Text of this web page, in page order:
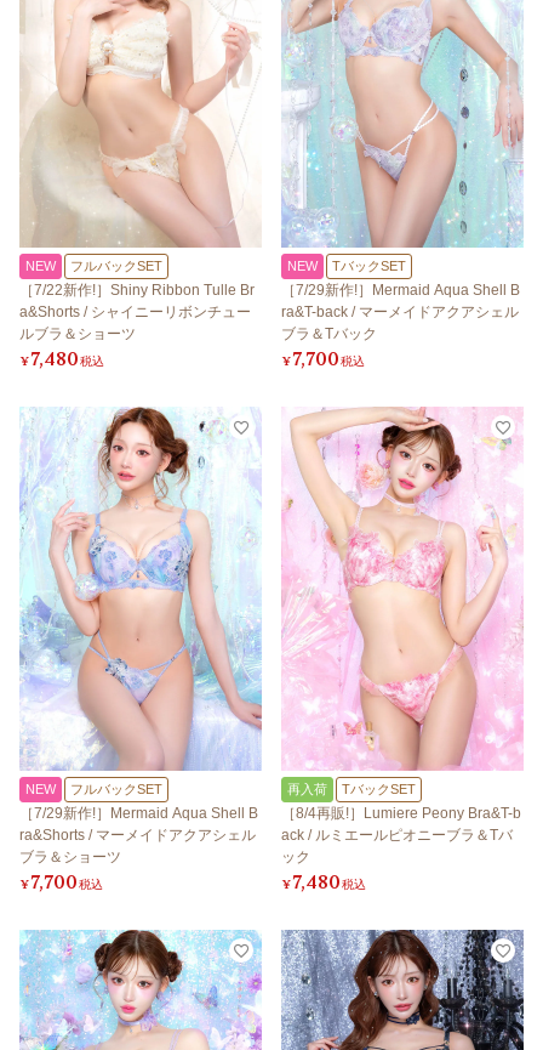
NEW フルバックSET
［7/22新作!］Shiny Ribbon Tulle Br
a&Shorts / シャイニーリボンチュー
ルブラ＆ショーツ
¥7,480税込
NEW TバックSET
［7/29新作!］Mermaid Aqua Shell B
ra&T-back / マーメイドアクアシェル
ブラ＆Tバック
¥7,700税込
NEW フルバックSET
［7/29新作!］Mermaid Aqua Shell B
ra&Shorts / マーメイドアクアシェル
ブラ＆ショーツ
¥7,700税込
再入荷 TバックSET
［8/4再販!］Lumiere Peony Bra&T-b
ack / ルミエールピオニーブラ＆Tバ
ック
¥7,480税込